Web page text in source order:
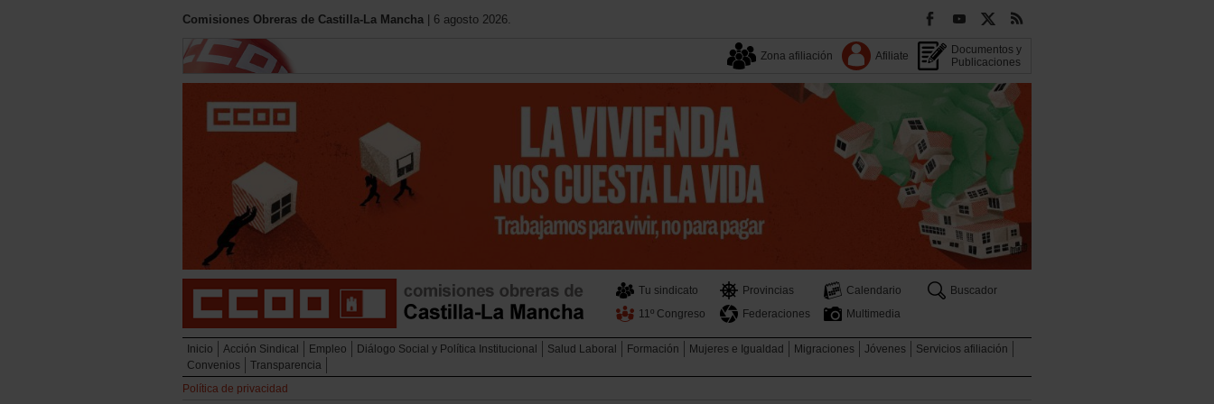
Comisiones Obreras de Castilla-La Mancha | 6 agosto 2026.
Zona afiliación Afiliate
Documentos y
Publicaciones
Tu sindicato Provincias Calendario
Buscador
11º Congreso
Federaciones Multimedia
Inicio Acción Sindical Empleo Diálogo Social y Política Institucional Salud Laboral Formación Mujeres e Igualdad Migraciones Jóvenes
Servicios afiliación
Convenios
Transparencia
Política de privacidad